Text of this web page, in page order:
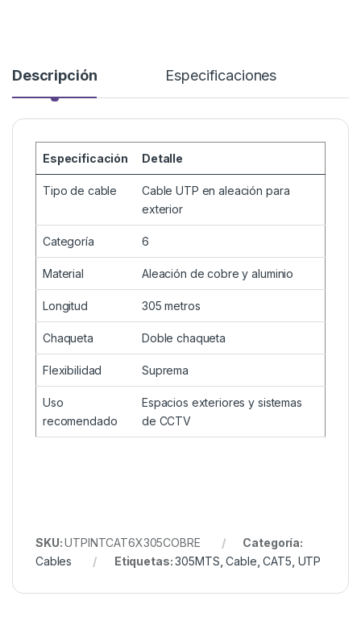
Descripción Especificaciones
Especificación Detalle
Tipo de cable
Cable UTP en aleación para
exterior
Categoría 6
Material Aleación de cobre y aluminio
Longitud 305 metros
Chaqueta Doble chaqueta
Flexibilidad Suprema
Uso
recomendado
Espacios exteriores y sistemas
de CCTV
SKU:UTPINTCAT6X305COBRE
Categoría:
Cables
Etiquetas:305MTS,Cable,CAT5, UTP